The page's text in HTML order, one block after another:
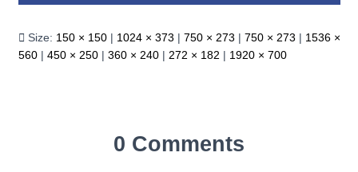
Size: 150 × 150 | 1024 × 373 | 750 × 273 | 750 × 273 | 1536 ×
560 | 450 × 250 | 360 × 240 | 272 × 182 | 1920 × 700
0 Comments